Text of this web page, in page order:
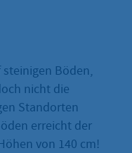
Böden,
nicht die
Standorten
erreicht der
von 140 cm!